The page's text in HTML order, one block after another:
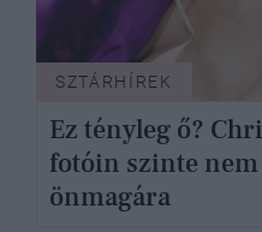
SZTÁRHÍREK
Ez tényleg ő?
fotóin szinte
önmagára